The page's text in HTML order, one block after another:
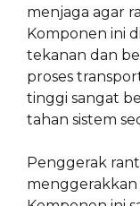
menjaga agar
Komponen ini
tekanan dan
proses
tinggi sangat
tahan sistem
Penggerak